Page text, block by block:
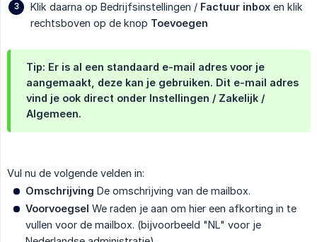
Klik daarna op Bedrijfsinstellingen / Factuur inbox en klik
rechtsboven op de knop Toevoegen
Tip: Er is al een standaard e-mail adres voor je
aangemaakt, deze kan je gebruiken. Dit e-mail adres
vind je ook direct onder Instellingen / Zakelijk /
Algemeen.
Vul nu de volgende velden in:
Omschrijving De omschrijving van de mailbox.
Voorvoegsel We raden je aan om hier een afkorting in te
vullen voor de mailbox. (bijvoorbeeld "NL" voor je